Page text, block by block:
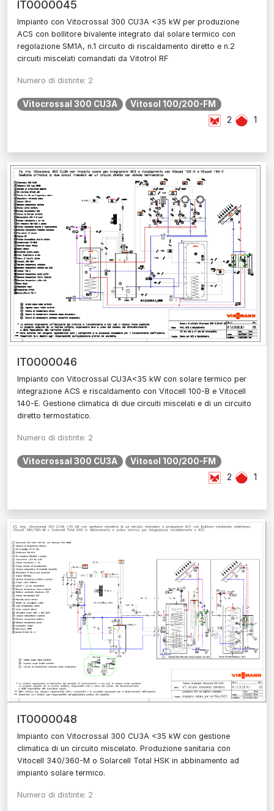
IT0000045
Impianto con Vitocrossal 300 CU3A <35 kW per produzione
ACS con bollitore bivalente integrato dal solare termico con
regolazione SM1A, n.1 circuito di riscaldamento diretto e n.2
circuiti miscelati comandati da Vitotrol RF
Numero di distinte: 2
Vitocrossal 300 CU3A Vitosol 100/200-FM
1
2
IT0000046
Impianto con Vitocrossal CU3A<35 kW con solare termico per
integrazione ACS e riscaldamento con Vitocell 100-B e Vitocell
140-E. Gestione climatica di due circuiti miscelati e di un circuito
diretto termostatico.
Numero di distinte: 2
Vitocrossal 300 CU3A Vitosol 100/200-FM
1
2
IT0000048
Impianto con Vitocrossal 300 CU3A <35 kW con gestione
climatica di un circuito miscelato. Produzione sanitaria con
Vitocell 340/360-M o Solarcell Total HSK in abbinamento ad
impianto solare termico.
Numero di distinte: 2